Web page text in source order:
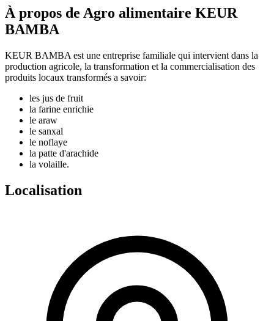
À propos de Agro alimentaire KEUR
BAMBA
KEUR BAMBA est une entreprise familiale qui intervient dans la
production agricole, la transformation et la commercialisation des
produits locaux transformés a savoir:
les jus de fruit
la farine enrichie
le araw
le sanxal
le noflaye
la patte d'arachide
la volaille.
Localisation